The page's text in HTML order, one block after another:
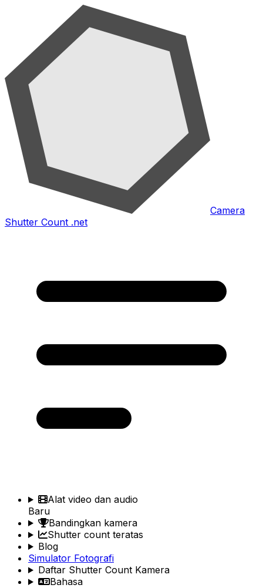
Camera
Shutter Count .net
Alat video dan audio
Baru
Bandingkan kamera
Shutter count teratas
Blog
Simulator Fotografi
Daftar Shutter Count Kamera
Bahasa